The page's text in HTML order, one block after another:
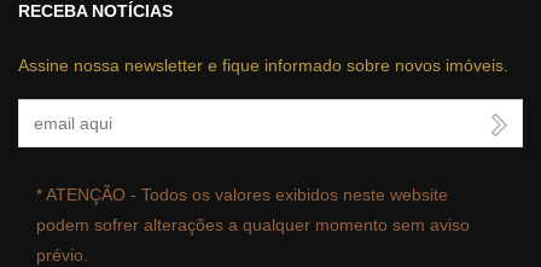
RECEBA NOTÍCIAS
Assine nossa newsletter e fique informado sobre novos imóveis.
* ATENÇÃO - Todos os valores exibidos neste website
podem sofrer alterações a qualquer momento sem aviso
prévio.